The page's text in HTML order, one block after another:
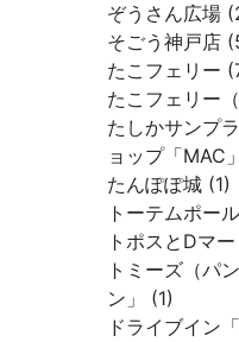
ぞうさん広場
そごう神戸店
たこフェリー
たこフェリー
たしかサンプ
ョップ「MAC
たんぽぽ城 (1)
トーテムポー
トポスとDマ
トミーズ（パ
ン」 (1)
ドライブイン